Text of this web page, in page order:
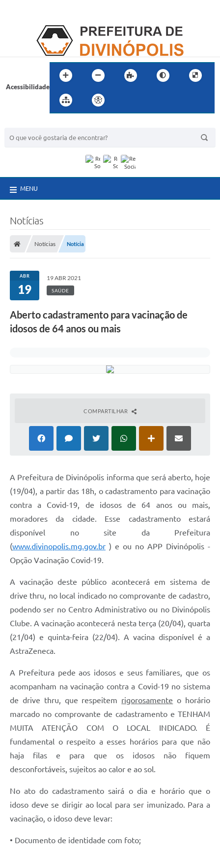
Acessibilidade
MENU
Notícias
Notícias Notícia
ABR
19
19 ABR 2021
SAÚDE
Aberto cadastramento para vacinação de
idosos de 64 anos ou mais
COMPARTILHAR
A Prefeitura de Divinópolis informa que será aberto, hoje
(19/04), a partir das 18h, o cadastramento para vacinação
contra a Covid-19, de idosos de 64 anos ou mais,
moradores da cidade. Esse cadastramento estará
disponível no site da Prefeitura
(www.divinopolis.mg.gov.br ) e ou no APP Divinópolis -
Opção Vacinação Covid-19.
A vacinação deste público acontecerá em sistema de
drive thru, no local indicado no comprovante de cadastro,
podendo ser no Centro Administrativo ou no Divinópolis
Clube. A vacinação acontecerá nesta terça (20/04), quarta
(21/04) e quinta-feira (22/04). A vacina disponível é a
AstraZeneca.
A Prefeitura pede aos idosos e seus familiares, que os
acompanham na vacinação contra a Covid-19 no sistema
de drive thru, que respeitem rigorosamente o horário
marcado no comprovante de cadastramento e TENHAM
MUITA ATENÇÃO COM O LOCAL INDICADO. É
fundamental o respeito a esses horários para que não
haja filas e para que os idosos não fiquem
desconfortáveis, sujeitos ao calor e ao sol.
No ato do cadastramento sairá o dia e horário que o
idoso deve se dirigir ao local para ser imunizado. Para a
vacinação, o idoso deve levar:
• Documento de identidade com foto;